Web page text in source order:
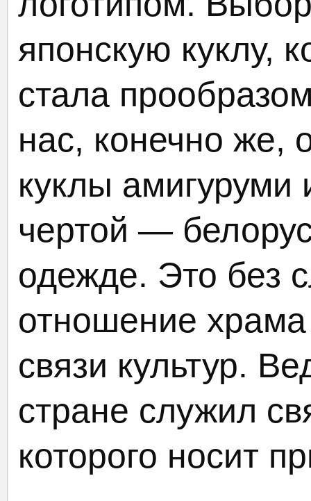
японскую куклу,
стала
нас, конечно же,
куклы амигуруми
чертой —
одежде. Это без
отношение
связи культур.
стране служил
которого носит